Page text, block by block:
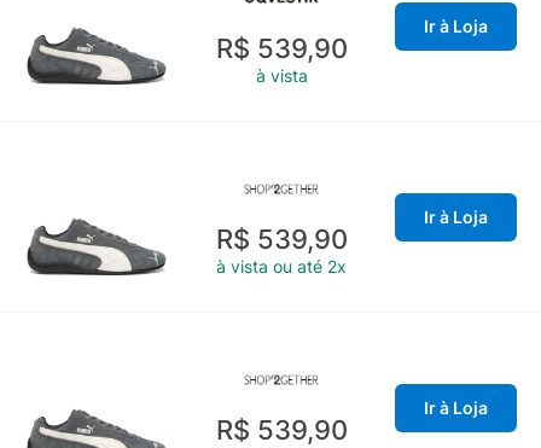
R$ 539,90
à vista
Ir à Loja
R$ 539,90
à vista ou até 2x
Ir à Loja
R$ 539,90
Ir à Loja